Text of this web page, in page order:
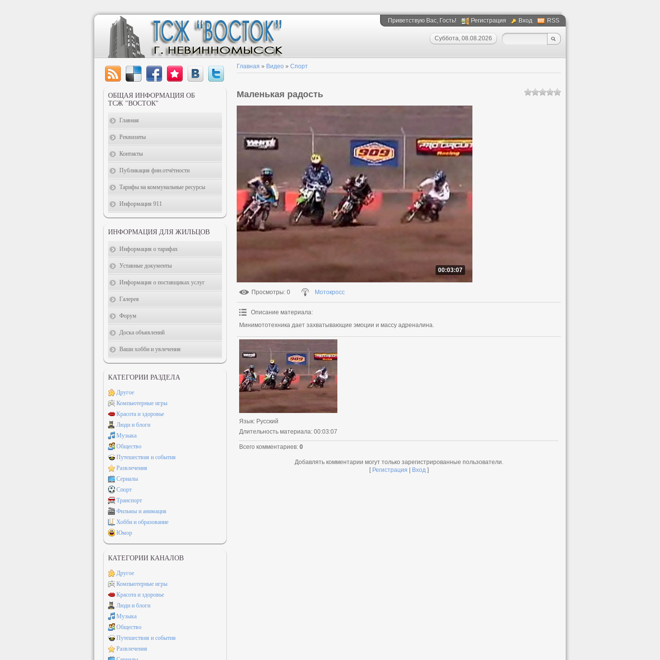
Приветствую Вас, Гость! Регистрация Вход RSS
Суббота, 08.08.2026
Главная » Видео » Спорт
Маленькая радость
00:03:07
Просмотры: 0 Мотокросс
Описание материала:
Минимототехника дает захватывающие эмоции и массу адреналина.
Язык: Русский
Длительность материала: 00:03:07
Всего комментариев: 0
Добавлять комментарии могут только зарегистрированные пользователи.
[ Регистрация Вход]
ОБЩАЯ ИНФОРМАЦИЯ ОБ
ТСЖ "ВОСТОК"
Главная
Реквизиты
Контакты
Публикация фин.отчётности
Тарифы на коммунальные ресурсы
Информация 911
ИНФОРМАЦИЯ ДЛЯ ЖИЛЬЦОВ
Информация о тарифах
Уставные документы
Информация о поставщиках услуг
Галерея
Форум
Доска объявлений
Ваши хобби и увлечения
КАТЕГОРИИ РАЗДЕЛА
Другое
Компьютерные игры
Красота и здоровье
Люди и блоги
Музыка
Общество
Путешествия и события
Развлечения
Сериалы
Спорт
Транспорт
Фильмы и анимация
Хобби и образование
Юмор
КАТЕГОРИИ КАНАЛОВ
Другое
Компьютерные игры
Красота и здоровье
Люди и блоги
Музыка
Общество
Путешествия и события
Развлечения